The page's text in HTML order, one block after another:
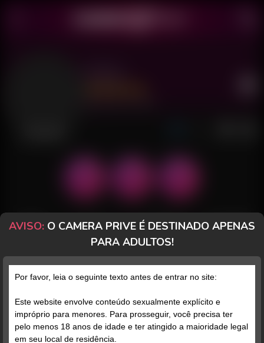
POSTS FANCLUB PAGOS AVALIAÇÕES
Posts (11) Fotos (4) Vídeos (0)
AVISO: O CAMERA PRIVE É DESTINADO APENAS
PARA ADULTOS!
Por favor, leia o seguinte texto antes de entrar no site:
Este website envolve conteúdo sexualmente explícito e
impróprio para menores. Para prosseguir, você precisa ter
pelo menos 18 anos de idade e ter atingido a maioridade legal
em seu local de residência.